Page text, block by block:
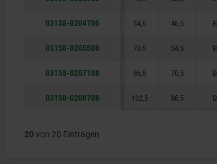
03158-0204706 54,5 46,5 B
03158-0205508 70,5 54,5 B
03158-0207108 86,5 70,5 B
03158-0208708 102,5 86,5 B
20 von 20 Einträgen